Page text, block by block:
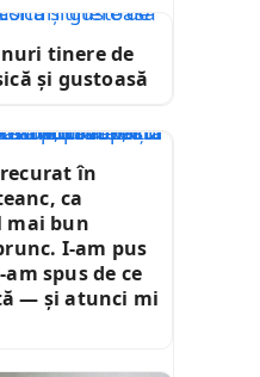
tinere de
și gustoasă
în
ca
mai bun
I-am pus
spus de ce
— și atunci mi